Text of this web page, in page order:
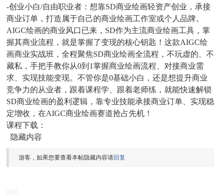
-创业小白/自由职业者：想靠SD商业绘画轻资产创业，承接
商业订单，打造属于自己的商业绘画工作室或个人品牌。
AIGC绘画的商业风口已来，SD作为主流商业绘画工具，掌
握其商业流程，就是掌握了变现的核心钥匙！这款AIGC绘
画商业实战班，全程聚焦SD商业绘画全流程，不玩虚的、不
藏私，手把手教你从0到1掌握商业绘画流程、对接商业需
求、实现技能变现。不管你是0基础小白，还是想提升商业
竞争力的从业者，跟着课程学、跟着老师练，就能快速解锁
SD商业绘画的盈利逻辑，靠专业技能承接商业订单、实现稳
定增收，在AIGC商业绘画赛道抢占先机！
课程下载：
隐藏内容
游客，如果您要查看本帖隐藏内容请回复